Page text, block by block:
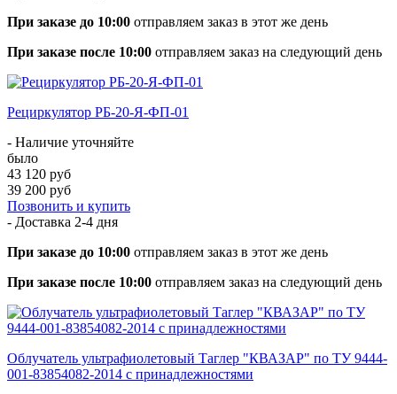
При заказе до 10:00 отправляем заказ в этот же день
При заказе после 10:00 отправляем заказ на следующий день
Рециркулятор РБ-20-Я-ФП-01
- Наличие уточняйте
было
43 120 руб
39 200 руб
Позвонить и купить
- Доставка 2-4 дня
При заказе до 10:00 отправляем заказ в этот же день
При заказе после 10:00 отправляем заказ на следующий день
Облучатель ультрафиолетовый Таглер "КВАЗАР" по ТУ 9444-
001-83854082-2014 с принадлежностями